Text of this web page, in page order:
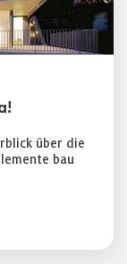
über die
bau